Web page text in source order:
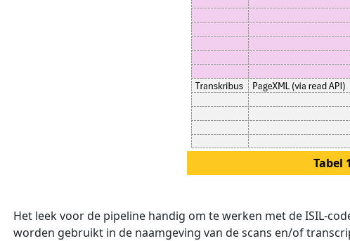
Tabel
Het leek voor de pipeline handig om te werken met de ISIL-
worden gebruikt in de naamgeving van de scans en/of